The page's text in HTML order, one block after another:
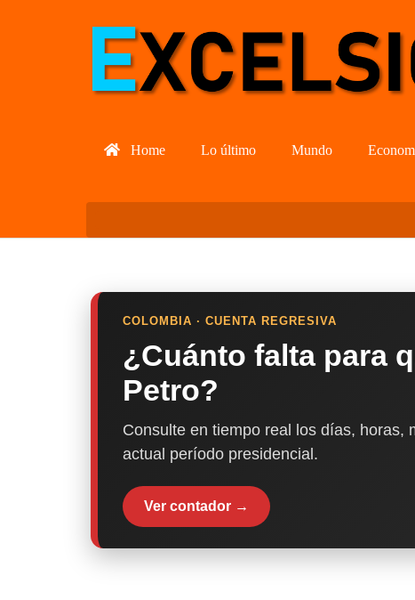
Home Lo último Mundo
COLOMBIA · CUENTA REGRESIVA
¿Cuánto falta para
Petro?
Consulte en tiempo real los días, horas,
actual período presidencial.
Ver contador →